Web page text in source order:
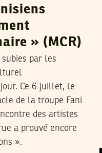
» (MCR)
subies par les
Ce 6 juillet, le
de la troupe Fani
des artistes
a prouvé encore
».